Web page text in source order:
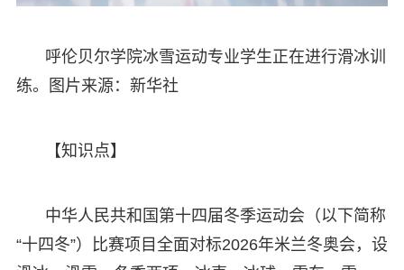
呼伦贝尔学院冰雪运动专业学生正在进行滑冰训
练。图片来源：新华社
【知识点】
中华人民共和国第十四届冬季运动会（以下简称
“十四冬”）比赛项目全面对标2026年米兰冬奥会，设